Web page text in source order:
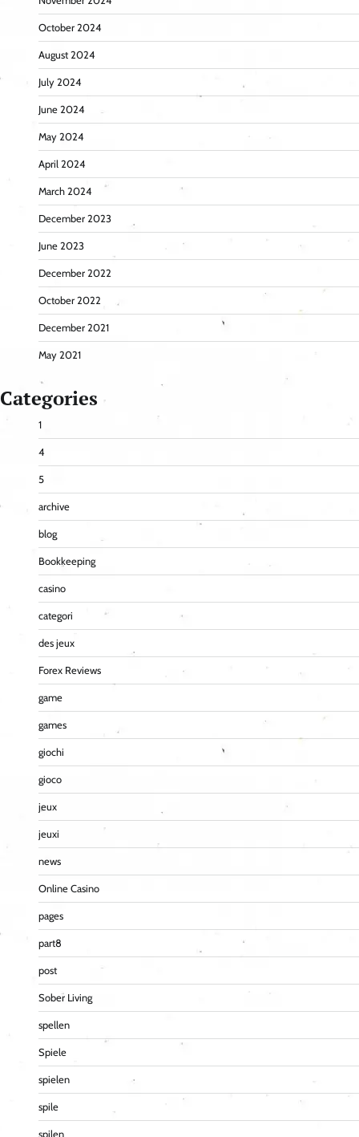
October 2024
August 2024
July 2024
June 2024
May 2024
April 2024
March 2024
December 2023
June 2023
December 2022
October 2022
December 2021
May 2021
Categories
1
4
5
archive
blog
Bookkeeping
casino
categori
des jeux
Forex Reviews
game
games
giochi
gioco
jeux
jeuxi
news
Online Casino
pages
part8
post
Sober Living
spellen
Spiele
spielen
spile
spilen